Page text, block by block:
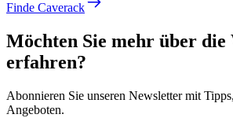
Finde Caverack
Möchten Sie mehr über die
erfahren?
Abonnieren Sie unseren Newsletter mit
Angeboten.